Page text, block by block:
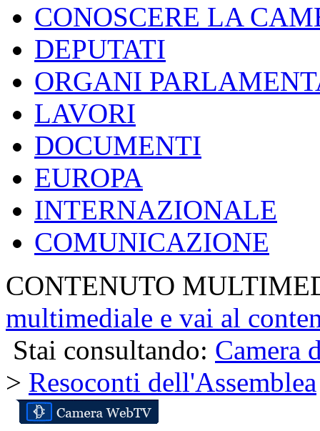
CONOSCERE LA
DEPUTATI
ORGANI
LAVORI
DOCUMENTI
EUROPA
INTERNAZIONALE
COMUNICAZIONE
CONTENUTO
multimediale e vai al
Stai consultando: Camera
> Resoconti dell'Assemblea